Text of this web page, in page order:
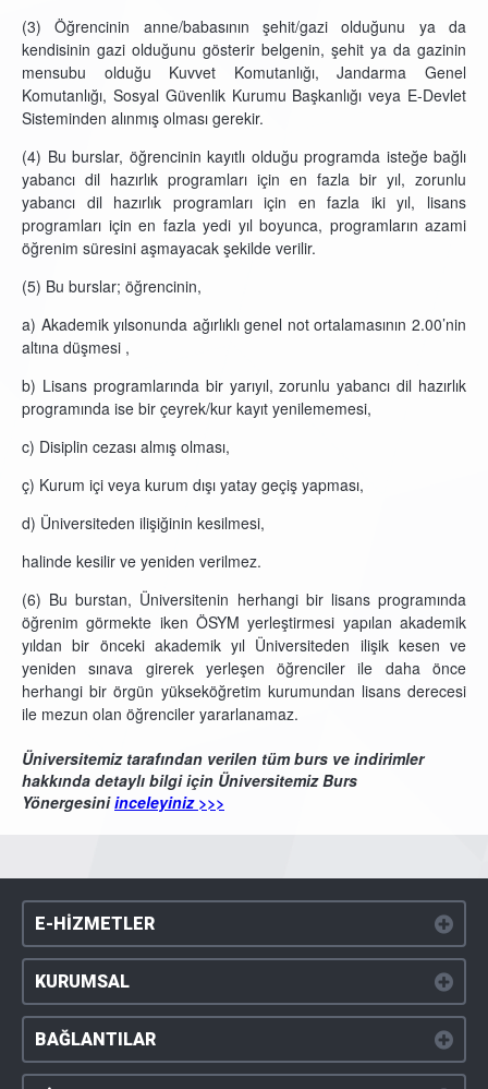
(3) Öğrencinin anne/babasının şehit/gazi olduğunu ya da
kendisinin gazi olduğunu gösterir belgenin, şehit ya da gazinin
mensubu olduğu Kuvvet Komutanlığı, Jandarma Genel
Komutanlığı, Sosyal Güvenlik Kurumu Başkanlığı veya E-Devlet
Sisteminden alınmış olması gerekir.
(4) Bu burslar, öğrencinin kayıtlı olduğu programda isteğe bağlı
yabancı dil hazırlık programları için en fazla bir yıl, zorunlu
yabancı dil hazırlık programları için en fazla iki yıl, lisans
programları için en fazla yedi yıl boyunca, programların azami
öğrenim süresini aşmayacak şekilde verilir.
(5) Bu burslar; öğrencinin,
a) Akademik yılsonunda ağırlıklı genel not ortalamasının 2.00’nin
altına düşmesi ,
b) Lisans programlarında bir yarıyıl, zorunlu yabancı dil hazırlık
programında ise bir çeyrek/kur kayıt yenilememesi,
c) Disiplin cezası almış olması,
ç) Kurum içi veya kurum dışı yatay geçiş yapması,
d) Üniversiteden ilişiğinin kesilmesi,
halinde kesilir ve yeniden verilmez.
(6) Bu burstan, Üniversitenin herhangi bir lisans programında
öğrenim görmekte iken ÖSYM yerleştirmesi yapılan akademik
yıldan bir önceki akademik yıl Üniversiteden ilişik kesen ve
yeniden sınava girerek yerleşen öğrenciler ile daha önce
herhangi bir örgün yükseköğretim kurumundan lisans derecesi
ile mezun olan öğrenciler yararlanamaz.
Üniversitemiz tarafından verilen tüm burs ve indirimler
hakkında detaylı bilgi için Üniversitemiz Burs
Yönergesiniinceleyiniz >>>
E-HİZMETLER
KURUMSAL
BAĞLANTILAR